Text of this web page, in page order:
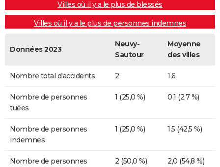
Villes où il y a le plus de blessés
Villes où il y a le plus de personnes indemnes
Données 2023
Neuvy-
Sautour
Moyenne
des villes
Nombre total d'accidents 2 1,6
Nombre de personnes
tuées
1 (25,0 %) 0,1 (2,7 %)
Nombre de personnes
indemnes
1 (25,0 %) 1,5 (42,5 %)
Nombre de personnes
2 (50,0 %) 2,0 (54,8 %)